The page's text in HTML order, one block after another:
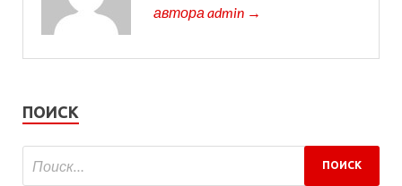
автора admin →
ПОИСК